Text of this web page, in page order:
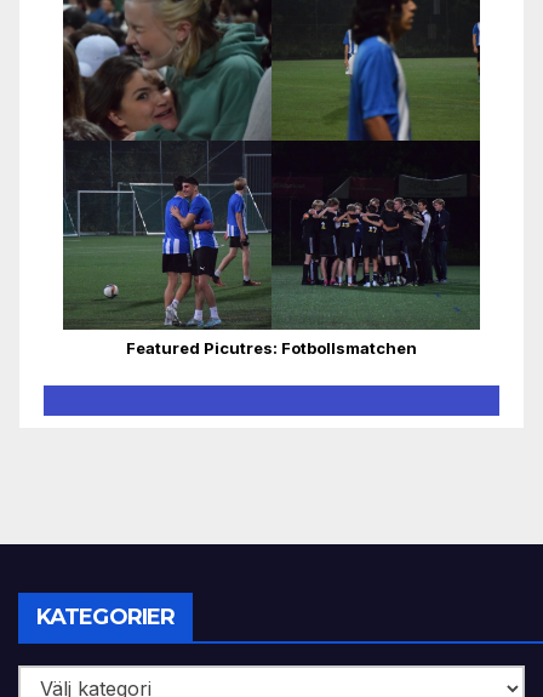
Featured Picutres: Fotbollsmatchen
KATEGORIER
Kategorier